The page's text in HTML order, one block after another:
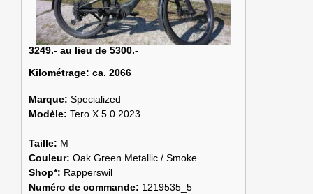
3249.- au lieu de 5300.-
Kilométrage: ca. 2066
Marque: Specialized
Modèle: Tero X 5.0 2023
Taille: M
Couleur: Oak Green Metallic / Smoke
Shop*: Rapperswil
Numéro de commande: 1219535_5